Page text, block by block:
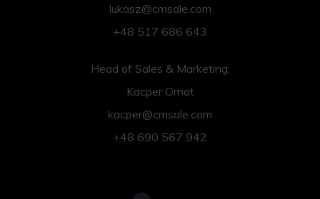
lukasz@cmsale.com
+48 517 686 643
Head of Sales & Marketing:
Kacper Ornat
kacper@cmsale.com
+48 690 567 942